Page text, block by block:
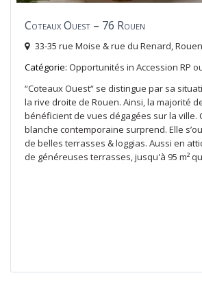
Coteaux Ouest – 76 Rouen
33-35 rue Moise & rue du Renard, Rouen
Catégorie: Opportunités in Accession RP
“Coteaux Ouest“ se distingue par sa
la rive droite de Rouen. Ainsi, la majorité
bénéficient de vues dégagées sur la ville.
blanche contemporaine surprend. Elle
de belles terrasses & loggias. Aussi en
de généreuses terrasses, jusqu'à 95 m²